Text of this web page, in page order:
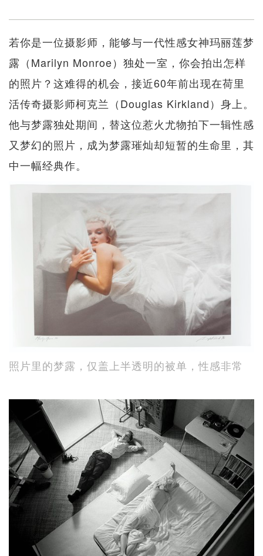
若你是一位摄影师，能够与一代性感女神玛丽莲梦
露（Marilyn Monroe）独处一室，你会拍出怎样
的照片？这难得的机会，接近60年前出现在荷里
活传奇摄影师柯克兰（Douglas Kirkland）身上。
他与梦露独处期间，替这位惹火尤物拍下一辑性感
又梦幻的照片，成为梦露璀灿却短暂的生命里，其
中一幅经典作。
照片里的梦露，仅盖上半透明的被单，性感非常